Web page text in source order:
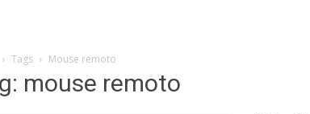
Tags Mouse remoto
mouse remoto